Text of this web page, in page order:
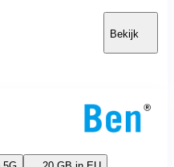
A56 5G
A55 5G
A27 5G
A26 5G
Bekijk